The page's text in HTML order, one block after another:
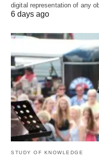
digital representation of any
6 days ago
STUDY OF KNOWLEDGE